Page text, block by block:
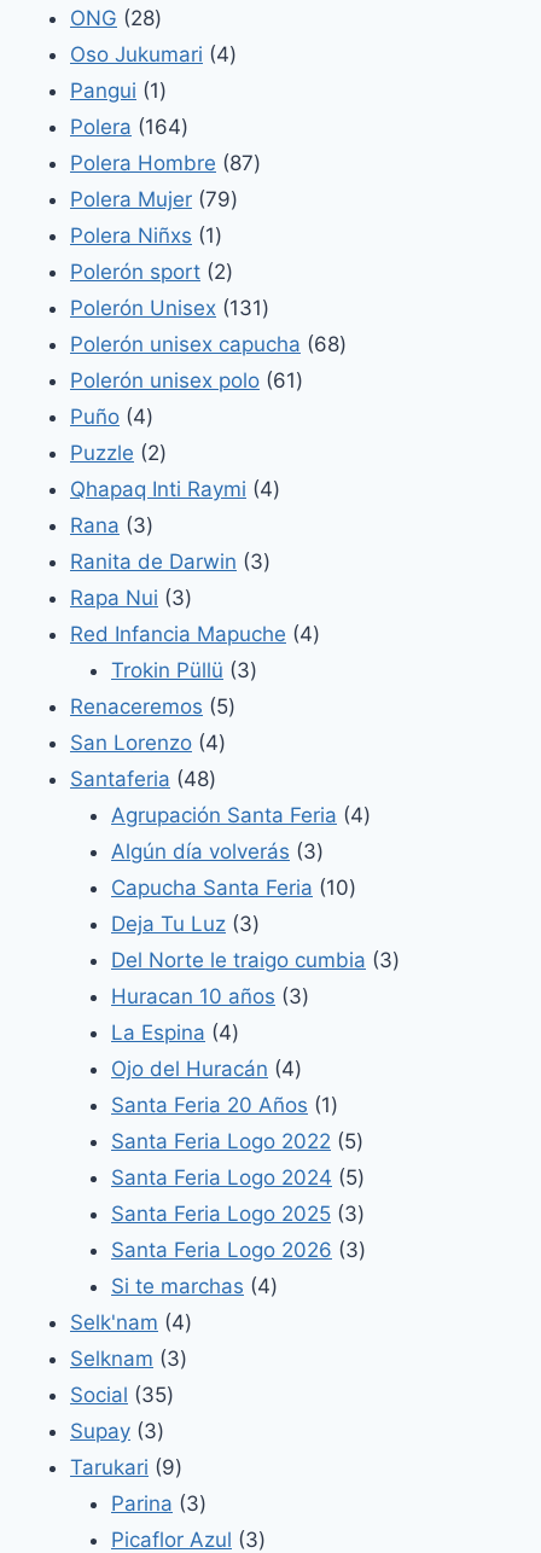
ONG 2828
productos
Oso Jukumari 44
Pangui 11
producto
Polera 164164
productos
Polera Hombre 8787
Polera Mujer 7979
Polera Niñxs 11
producto
Polerón sport 22
productos
Polerón Unisex 131131
productos
Polerón unisex capucha 6868
Polerón unisex polo 6161
Puño 44
productos
Puzzle 22
productos
Qhapaq Inti Raymi 44
Rana 33
productos
Ranita de Darwin 33
Rapa Nui 33
productos
Red Infancia Mapuche 44
Trokin Püllü 33
Renaceremos 55
San Lorenzo 44
Santaferia 4848
productos
Agrupación Santa Feria 44
Algún día volverás 33
productos
Capucha Santa Feria 1010
Deja Tu Luz 33
productos
Del Norte le traigo cumbia 33
Huracan 10 años 33
La Espina 44
productos
Ojo del Huracán 44
productos
Santa Feria 20 Años 11
producto
Santa Feria Logo 2022 55
productos
Santa Feria Logo 2024 55
productos
Santa Feria Logo 2025 33
productos
Santa Feria Logo 2026 33
Si te marchas 44
Selk'nam 44
productos
Selknam 33
Social 3535
Supay 33
productos
Tarukari 99
productos
Parina 33
productos
Picaflor Azul 33